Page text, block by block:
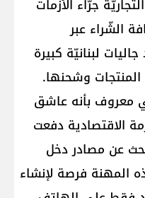
جرّاء الأزمات
الشّراء عبر
لبنانيّة كبيرة
وشحنها.
معروف بأنه عاشق
الاقتصادية دفعت
عن مصادر دخل
المهنة فرصة لإنشاء